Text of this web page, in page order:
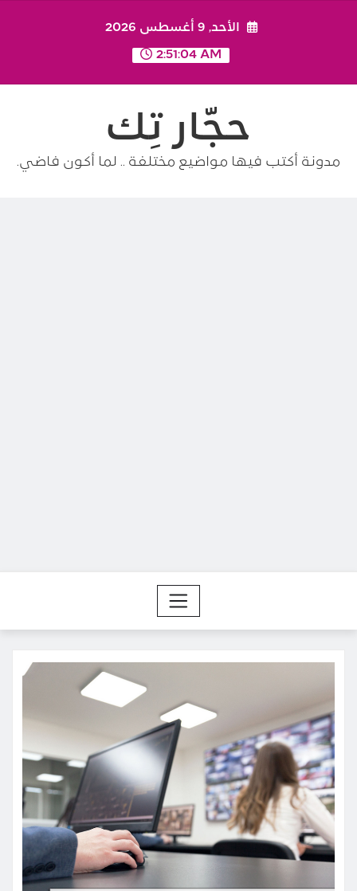
الأحد, 9 أغسطس 2026
2:51:05 AM
حجّار تِك
مدونة أكتب فيها مواضيع مختلفة .. لما أكون فاضي.